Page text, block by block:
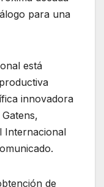
para una
está
innovadora
Internacional
de